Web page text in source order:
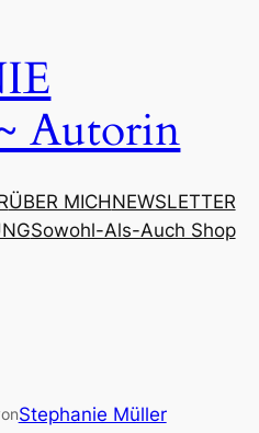
Autorin
ÜBER MICHNEWSLETTER
Sowohl-Als-Auch Shop
Stephanie Müller